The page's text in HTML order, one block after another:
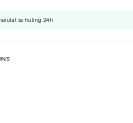
sa huling 24h